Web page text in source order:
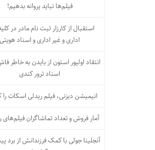
فیلم‌ها نباید پروانه بدهیم!
استقبال از کارزار ثبت نام مادر در
اداری و غیر اداری و اسناد هویتی
انتقاد اولیور استون از بایدن به خاطر
اسناد ترور کندی
انیمیشن دیزنی، فیلم ریدلی اسکات را
آمار فروش و تعداد تماشاگران فیلم‌های
آنجلینا جولی با کمک فرزندانش از برد